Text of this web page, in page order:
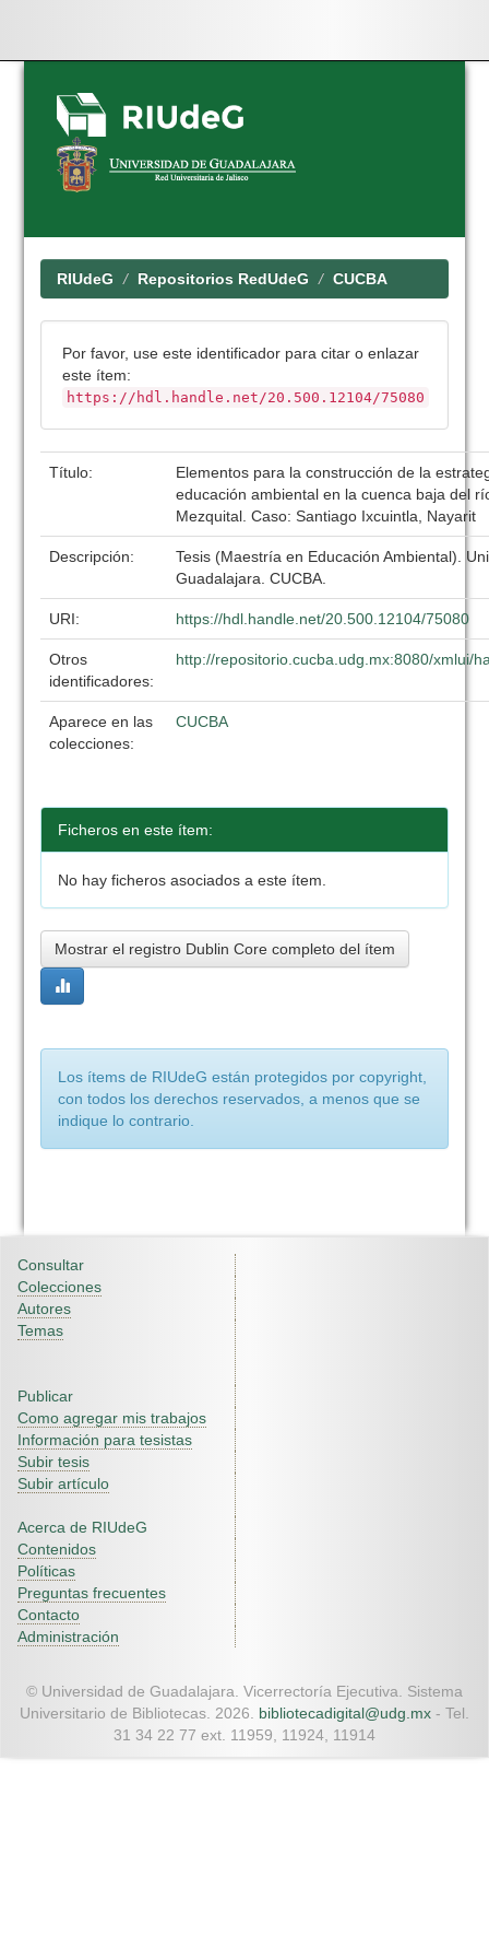
Skip
navigation
RIUdeG Repositorios RedUdeG CUCBA
Por favor, use este identificador para citar o enlazar
este ítem:
https://hdl.handle.net/20.500.12104/75080
Título:
Elementos para la construcción de la
educación ambiental en la cuenca baja del
Mezquital. Caso: Santiago Ixcuintla, Nayarit
Descripción:
Tesis (Maestría en Educación Ambiental).
Guadalajara. CUCBA.
URI: https://hdl.handle.net/20.500.12104/75080
Otros
identificadores:
http://repositorio.cucba.udg.mx:8080/xmlui/
Aparece en las
colecciones:
CUCBA
Ficheros en este ítem:
No hay ficheros asociados a este ítem.
Mostrar el registro Dublin Core completo del ítem
Los ítems de RIUdeG están protegidos por copyright,
con todos los derechos reservados, a menos que se
indique lo contrario.
Consultar
Colecciones
Autores
Temas
Publicar
Como agregar mis trabajos
Información para tesistas
Subir tesis
Subir artículo
Acerca de RIUdeG
Contenidos
Políticas
Preguntas frecuentes
Contacto
Administración
© Universidad de Guadalajara. Vicerrectoría Ejecutiva. Sistema
Universitario de Bibliotecas. 2026. bibliotecadigital@udg.mx - Tel.
31 34 22 77 ext. 11959, 11924, 11914